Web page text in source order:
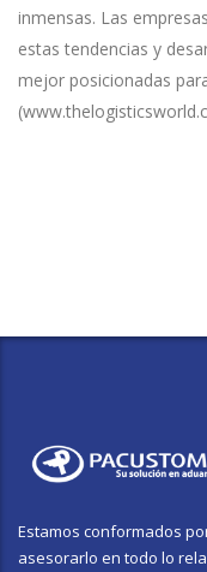
inmensas. Las
estas tendencias y
mejor posicionadas
Estamos conformados
asesorarlo en todo lo